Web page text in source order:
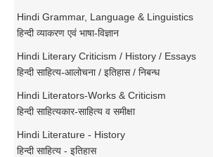
Hindi Grammar, Language & Linguistics
हिन्दी व्याकरण एवं भाषा-विज्ञान
Hindi Literary Criticism / History / Essays
हिन्दी साहित्य-आलोचना / इतिहास / निबन्ध
Hindi Literators-Works & Criticism
हिन्दी साहित्यकार-साहित्य व समीक्षा
Hindi Literature - History
हिन्दी साहित्य - इतिहास